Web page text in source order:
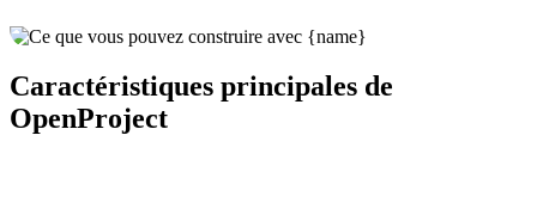
Caractéristiques principales de
OpenProject